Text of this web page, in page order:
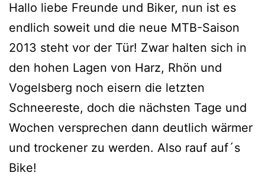
Hallo liebe Freunde und Biker, nun ist es
endlich soweit und die neue MTB-Saison
2013 steht vor der Tür! Zwar halten sich in
den hohen Lagen von Harz, Rhön und
Vogelsberg noch eisern die letzten
Schneereste, doch die nächsten Tage und
Wochen versprechen dann deutlich wärmer
und trockener zu werden. Also rauf auf´s
Bike!